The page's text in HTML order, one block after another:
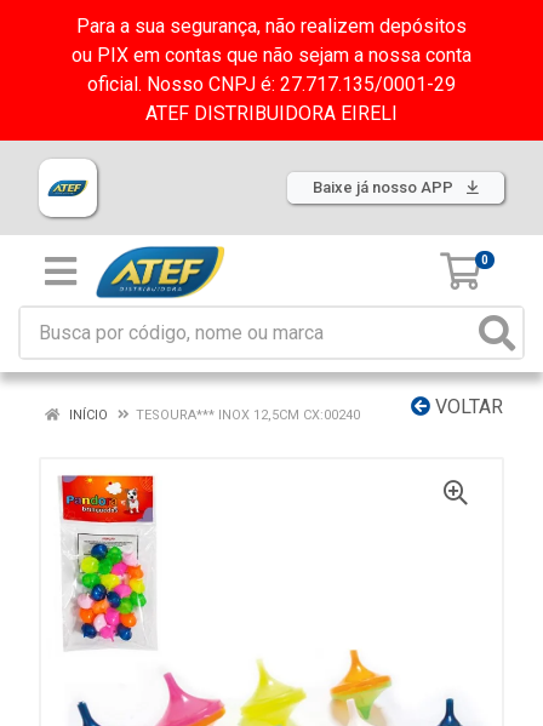
Para a sua segurança, não realizem depósitos
ou PIX em contas que não sejam a nossa conta
oficial. Nosso CNPJ é: 27.717.135/0001-29
ATEF DISTRIBUIDORA EIRELI
Baixe já nosso APP
0
VOLTAR
INÍCIO TESOURA*** INOX 12,5CM CX:00240